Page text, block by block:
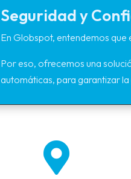
Seguridad y
En Globspot, entendemos
Por eso, ofrecemos una
automáticas, para garantizar
